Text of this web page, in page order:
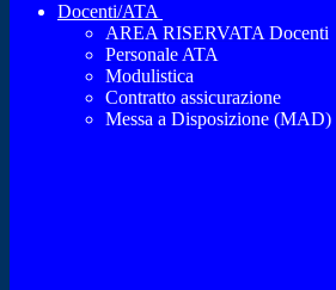
Docenti/ATA
AREA RISERVATA Docenti
Personale ATA
Modulistica
Contratto assicurazione
Messa a Disposizione (MAD)